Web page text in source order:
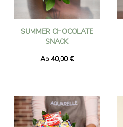
SUMMER CHOCOLATE
SNACK
Ab 40,00 €